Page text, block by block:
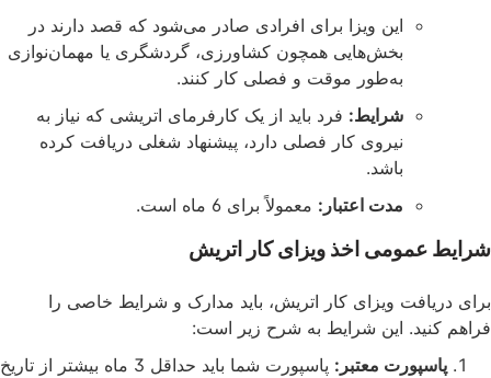
این ویزا برای افرادی صادر می‌شود که قصد دارند در
بخش‌هایی همچون کشاورزی، گردشگری یا مهمان‌نوازی
به‌طور موقت و فصلی کار کنند.
شرایط: فرد باید از یک کارفرمای اتریشی که نیاز به
نیروی کار فصلی دارد، پیشنهاد شغلی دریافت کرده
مدت اعتبار:معمولاً برای 6 ماه است.
اخذ ویزای کار اتریش
ویزای کار اتریش، باید مدارک و شرایط خاصی را
این شرایط به شرح زیر است:
معتبر:
پاسپورت شما باید حداقل 3 ماه بیشتر از تاریخ